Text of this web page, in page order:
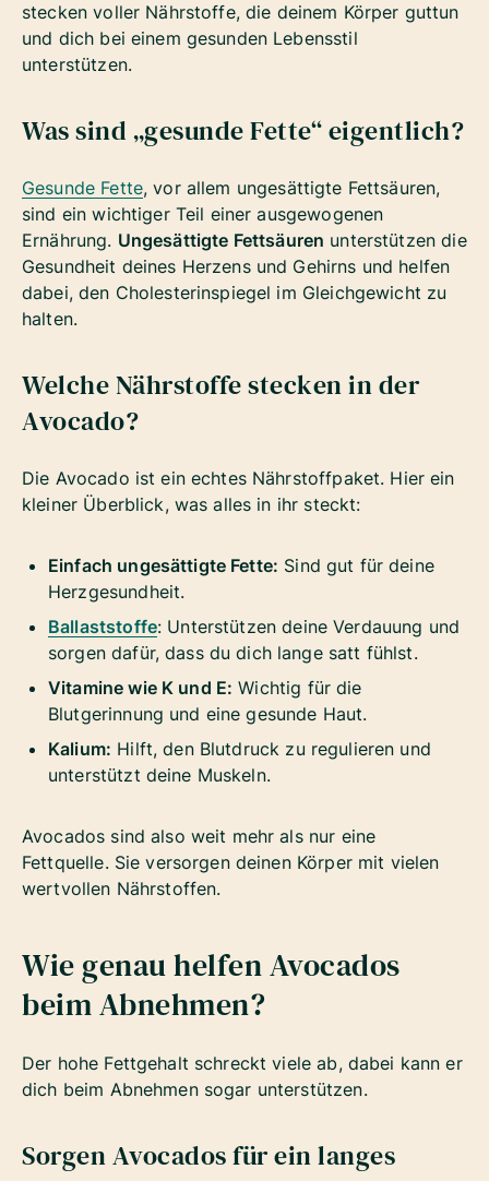
stecken voller Nährstoffe, die deinem Körper guttun
und dich bei einem gesunden Lebensstil
unterstützen.
Was sind „gesunde Fette“ eigentlich?
Gesunde Fette, vor allem ungesättigte Fettsäuren,
sind ein wichtiger Teil einer ausgewogenen
Ernährung. Ungesättigte Fettsäuren unterstützen die
Gesundheit deines Herzens und Gehirns und helfen
dabei, den Cholesterinspiegel im Gleichgewicht zu
halten.
Welche Nährstoffe stecken in der
Avocado?
Die Avocado ist ein echtes Nährstoffpaket. Hier ein
kleiner Überblick, was alles in ihr steckt:
Einfach ungesättigte Fette: Sind gut für deine
Herzgesundheit.
Ballaststoffe: Unterstützen deine Verdauung und
sorgen dafür, dass du dich lange satt fühlst.
Vitamine wie K und E: Wichtig für die
Blutgerinnung und eine gesunde Haut.
Kalium: Hilft, den Blutdruck zu regulieren und
unterstützt deine Muskeln.
Avocados sind also weit mehr als nur eine
Fettquelle. Sie versorgen deinen Körper mit vielen
wertvollen Nährstoffen.
Wie genau helfen Avocados
beim Abnehmen?
Der hohe Fettgehalt schreckt viele ab, dabei kann er
dich beim Abnehmen sogar unterstützen.
Sorgen Avocados für ein langes